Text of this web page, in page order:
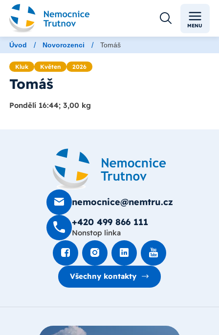
MENU
Úvod / Novorozenci / Tomáš
Kluk Květen 2026
Tomáš
Pondělí 16:44; 3,00 kg
nemocnice@nemtru.cz
+420 499 8­66 111
Nonstop linka
Všechny kontakty